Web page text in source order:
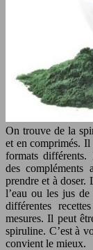
On trouve de la
et en comprimés. Il
formats différents.
des compléments
prendre et à doser.
l’eau ou les jus
différentes
mesures. Il peut
spiruline. C’est à
convient le mieux.